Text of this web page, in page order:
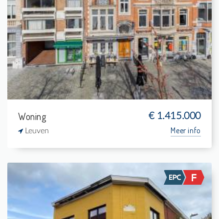
Te koop: Herenhuis
3
165 m²
2
360 m²
Woning € 1.415.000
Leuven Meer info